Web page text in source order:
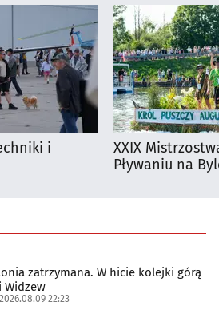
i
XXIX
Pływaniu na
zatrzymana. W hicie kolejki górą
Widzew
2026.08.09 22:23